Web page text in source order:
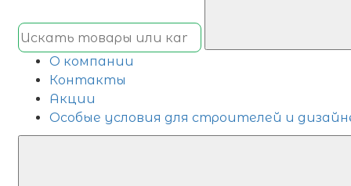
О компании
Контакты
Акции
Особые условия для строителей и